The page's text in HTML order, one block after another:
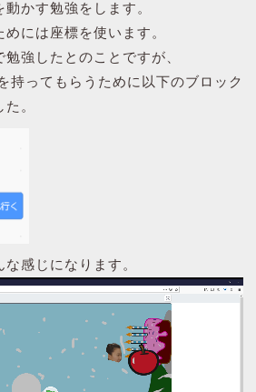
かす勉強をします。
には座標を使います。
強したとのことですが、
持ってもらうために以下のブロック
。
感じになります。